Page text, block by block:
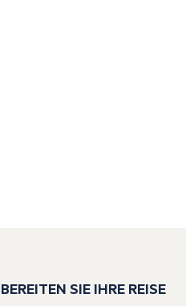
BEREITEN SIE IHRE REISE